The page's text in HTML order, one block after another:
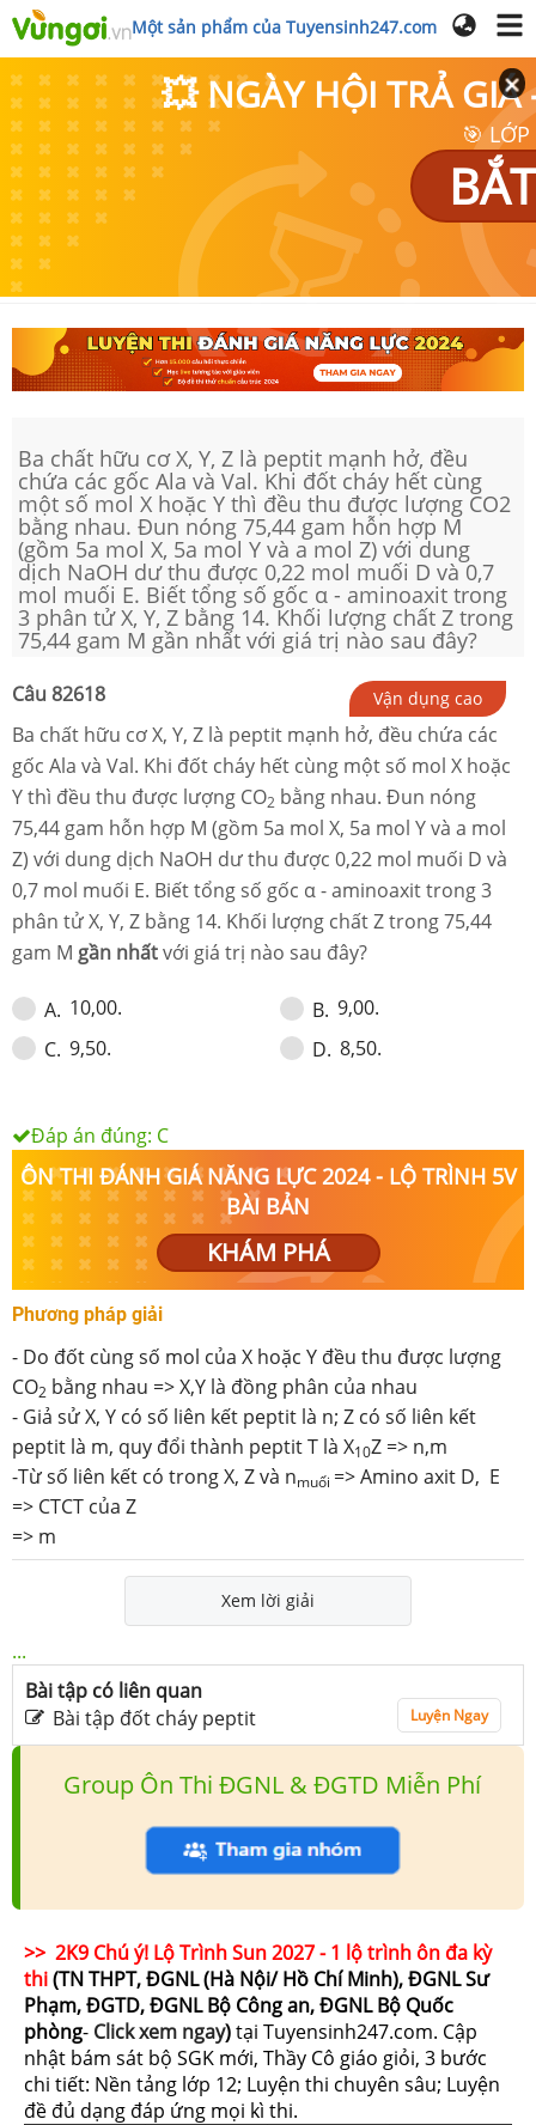
Một sản phẩm của Tuyensinh247.com
💥 NGÀY HỘI TRẢ GIÁ
🎯
Ba chất hữu cơ X, Y, Z là peptit mạnh hở, đều
chứa các gốc Ala và Val. Khi đốt cháy hết cùng
một số mol X hoặc Y thì đều thu được lượng CO2
bằng nhau. Đun nóng 75,44 gam hỗn hợp M
(gồm 5a mol X, 5a mol Y và a mol Z) với dung
dịch NaOH dư thu được 0,22 mol muối D và 0,7
mol muối E. Biết tổng số gốc α - aminoaxit trong
3 phân tử X, Y, Z bằng 14. Khối lượng chất Z trong
75,44 gam M gần nhất với giá trị nào sau đây?
Câu 82618 Vận dụng cao
Ba chất hữu cơ X, Y, Z là peptit mạnh hở, đều chứa các
gốc Ala và Val. Khi đốt cháy hết cùng một số mol X hoặc
Y thì đều thu được lượng CO2 bằng nhau. Đun nóng
75,44 gam hỗn hợp M (gồm 5a mol X, 5a mol Y và a mol
Z) với dung dịch NaOH dư thu được 0,22 mol muối D và
0,7 mol muối E. Biết tổng số gốc α - aminoaxit trong 3
phân tử X, Y, Z bằng 14. Khối lượng chất Z trong 75,44
gam M gần nhấtvới giá trị nào sau đây?
A. 10,00. B. 9,00.
C. 9,50. D. 8,50.
Đáp án đúng: C
ÔN THI ĐÁNH GIÁ NĂNG LỰC 2024 - LỘ TRÌNH 5V
BÀI BẢN
KHÁM PHÁ
Phương pháp giải
- Do đốt cùng số mol của X hoặc Y đều thu được lượng
CO2 bằng nhau => X,Y là đồng phân của nhau
- Giả sử X, Y có số liên kết peptit là n; Z có số liên kết
peptit là m, quy đổi thành peptit T là X10Z => n,m
-Từ số liên kết có trong X, Z và nmuối => Amino axit D, E
=> CTCT của Z
=> m
Xem lời giải
...
Bài tập có liên quan
Bài tập đốt cháy peptit
Luyện Ngay
Group Ôn Thi ĐGNL & ĐGTD Miễn Phí
>> 2K9 Chú ý! Lộ Trình Sun 2027 - 1 lộ trình ôn đa kỳ
thi(TN THPT, ĐGNL (Hà Nội/ Hồ Chí Minh), ĐGNL Sư
Phạm, ĐGTD, ĐGNL Bộ Công an, ĐGNL Bộ Quốc
phòng- Click xem ngay)tại Tuyensinh247.com. Cập
nhật bám sát bộ SGK mới, Thầy Cô giáo giỏi, 3 bước
chi tiết: Nền tảng lớp 12; Luyện thi chuyên sâu; Luyện
đề đủ dạng đáp ứng mọi kì thi.